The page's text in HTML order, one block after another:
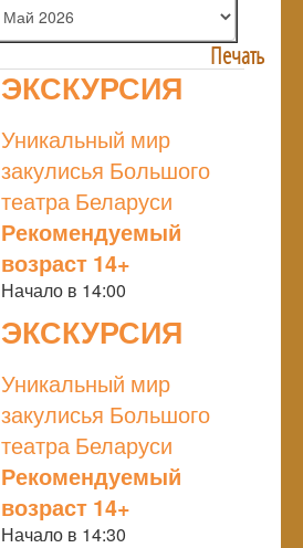
Печать
ЭКСКУРСИЯ
Уникальный мир
закулисья Большого
театра Беларуси
Рекомендуемый
возраст 14+
Начало в 14:00
ЭКСКУРСИЯ
Уникальный мир
закулисья Большого
театра Беларуси
Рекомендуемый
возраст 14+
Начало в 14:30